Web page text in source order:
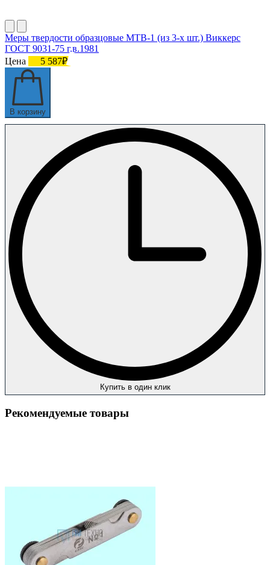
Меры твердости образцовые МТВ-1 (из 3-х шт.) Виккерс
ГОСТ 9031-75 г.в.1981
Цена
5 587₽
В корзину
Купить в один клик
Рекомендуемые товары